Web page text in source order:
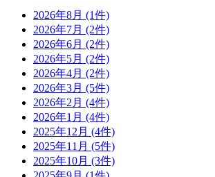
2026年8月 (1件)
2026年7月 (2件)
2026年6月 (2件)
2026年5月 (2件)
2026年4月 (2件)
2026年3月 (5件)
2026年2月 (4件)
2026年1月 (4件)
2025年12月 (4件)
2025年11月 (5件)
2025年10月 (3件)